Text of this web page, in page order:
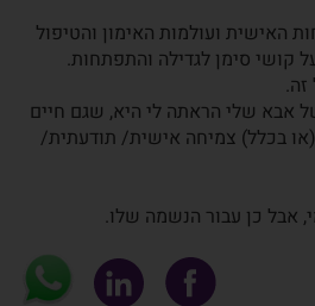
האישית ועולמות האימון והטיפול
קושי סימן לגדילה והתפתחות.
זה.
שלי הראתה לי היא, שגם חיים
בכלל) צמיחה אישית/ תודעתית/
אבל כן עבור הנשמה שלו.